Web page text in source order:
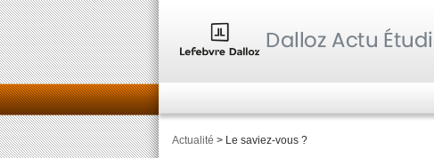
Actualité > Le saviez-vous ?